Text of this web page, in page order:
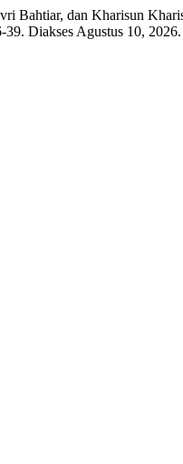
Bahtiar, dan Kharisun
39. Diakses Agustus 10,